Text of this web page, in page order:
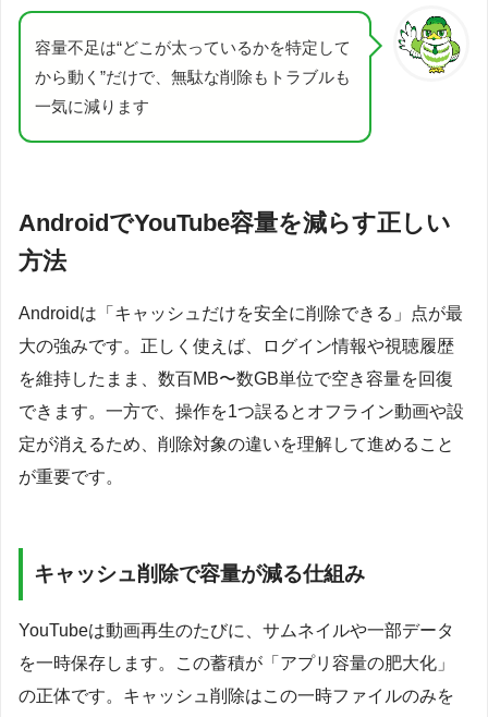
容量不足は“どこが太っているかを特定して
から動く”だけで、無駄な削除もトラブルも
一気に減ります
AndroidでYouTube容量を減らす正しい
方法
Androidは「キャッシュだけを安全に削除できる」点が最
大の強みです。正しく使えば、ログイン情報や視聴履歴
を維持したまま、数百MB〜数GB単位で空き容量を回復
できます。一方で、操作を1つ誤るとオフライン動画や設
定が消えるため、削除対象の違いを理解して進めること
が重要です。
キャッシュ削除で容量が減る仕組み
YouTubeは動画再生のたびに、サムネイルや一部データ
を一時保存します。この蓄積が「アプリ容量の肥大化」
の正体です。キャッシュ削除はこの一時ファイルのみを